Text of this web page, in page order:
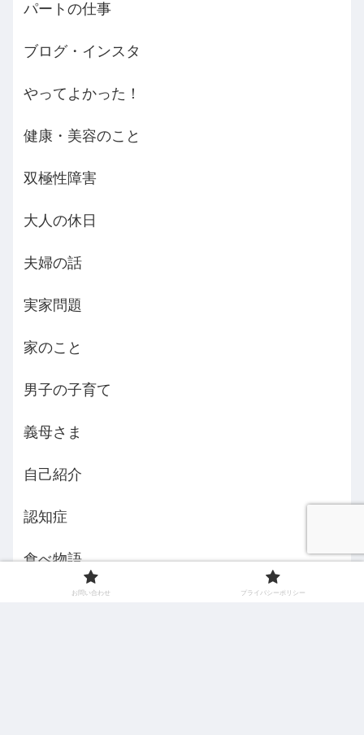
パートの仕事
ブログ・インスタ
やってよかった！
健康・美容のこと
双極性障害
大人の休日
夫婦の話
実家問題
家のこと
男子の子育て
義母さま
自己紹介
認知症
食べ物語
お問い合わせ プライバシーポリシー